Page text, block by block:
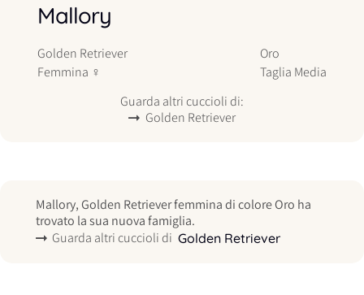
Mallory
Golden Retriever
Femmina ♀
Oro
Taglia Media
Guarda altri cuccioli di:
Golden Retriever
Mallory, Golden Retriever femmina di colore Oro ha
trovato la sua nuova famiglia.
Guarda altri cuccioli di Golden Retriever